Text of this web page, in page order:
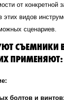
от конкретной
этих видов
сценариев.
СЪЕМНИКИ
ПРИМЕНЯЮТ:
болтов и винтов: